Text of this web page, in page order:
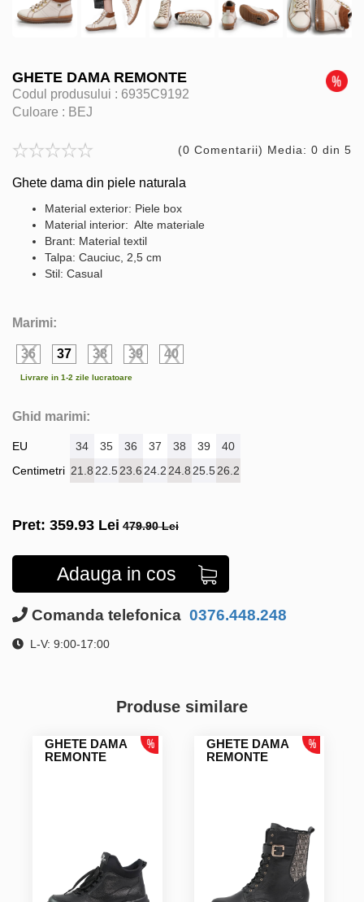
GHETE DAMA REMONTE
Codul produsului : 6935C9192
Culoare : BEJ
(0 Comentarii) Media: 0 din 5
Ghete dama din piele naturala
Material exterior: Piele box
Material interior: Alte materiale
Brant: Material textil
Talpa: Cauciuc, 2,5 cm
Stil: Casual
Marimi:
36 37 38 39 40
Livrare in 1-2 zile lucratoare
Ghid marimi:
EU
Centimetri
34 35 36 37 38 39
40
21.8 22.523.6 24.2 24.8 25.526.2
Pret: 359.93 Lei 479.90 Lei
Adauga in cos
Comanda telefonica 0376.448.248
L-V: 9:00-17:00
Produse similare
GHETE DAMA
REMONTE
GHETE DAMA
REMONTE